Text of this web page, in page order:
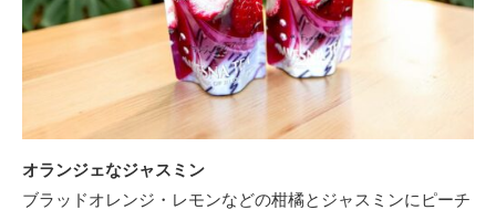
オランジェなジャスミン
ブラッドオレンジ・レモンなどの柑橘とジャスミンにピーチ